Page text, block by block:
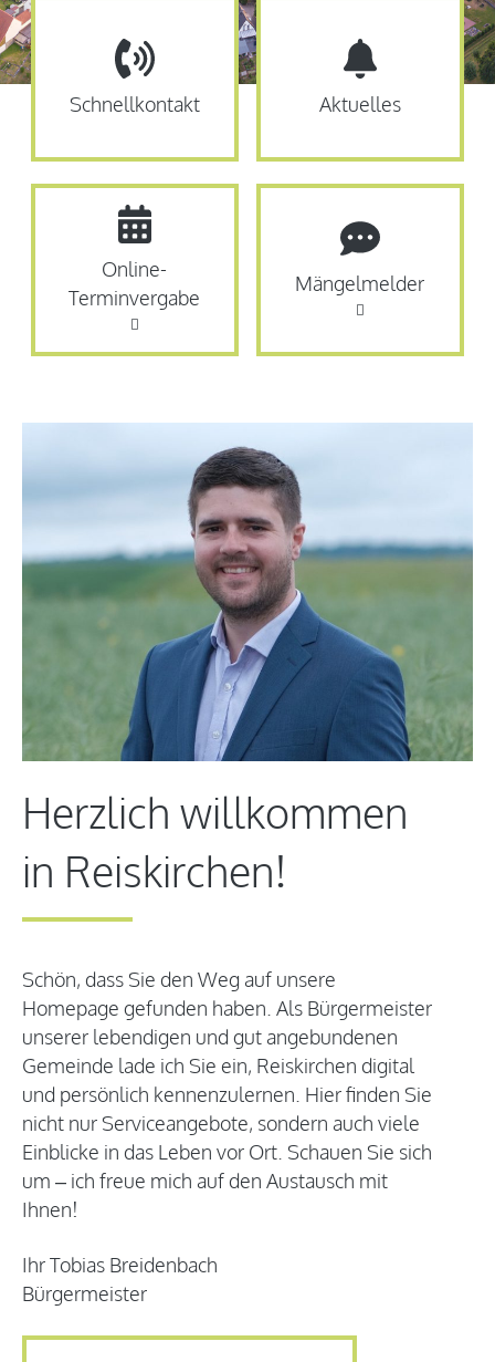
Schnellkontakt Aktuelles
Online-
Terminvergabe
Mängelmelder
Herzlich willkommen
in Reiskirchen!
Schön, dass Sie den Weg auf unsere
Homepage gefunden haben. Als Bürgermeister
unserer lebendigen und gut angebundenen
Gemeinde lade ich Sie ein, Reiskirchen digital
und persönlich kennenzulernen. Hier finden Sie
nicht nur Serviceangebote, sondern auch viele
Einblicke in das Leben vor Ort. Schauen Sie sich
um – ich freue mich auf den Austausch mit
Ihnen!
Ihr Tobias Breidenbach
Bürgermeister